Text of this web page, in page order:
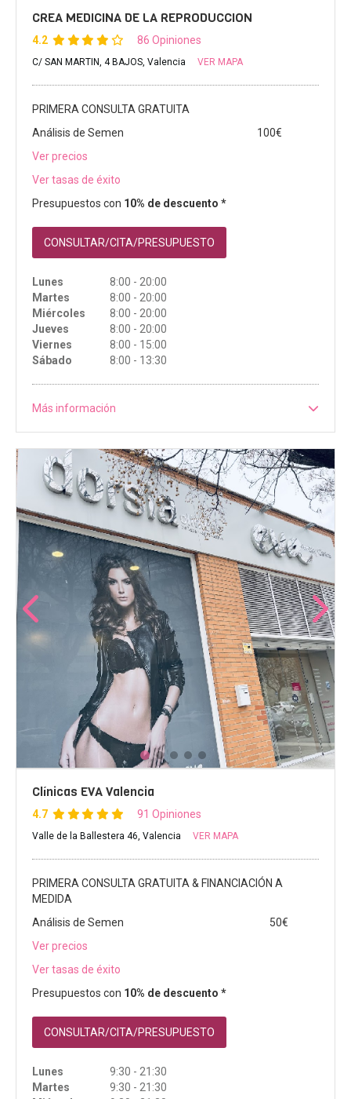
CREA MEDICINA DE LA REPRODUCCION
4.2 86 Opiniones
C/ SAN MARTIN, 4 BAJOS, Valencia VER MAPA
PRIMERA CONSULTA GRATUITA
Análisis de Semen
100€
Ver precios
Ver tasas de éxito
Presupuestos con 10% de descuento *
CONSULTAR/CITA/PRESUPUESTO
Lunes
8:00 - 20:00
Martes
8:00 - 20:00
Miércoles
8:00 - 20:00
Jueves
8:00 - 20:00
Viernes
8:00 - 15:00
Sábado
8:00 - 13:30
Más información
Clínicas EVA Valencia
4.7 91 Opiniones
Valle de la Ballestera 46, Valencia VER MAPA
PRIMERA CONSULTA GRATUITA & FINANCIACIÓN A
MEDIDA
Análisis de Semen
50€
Ver precios
Ver tasas de éxito
Presupuestos con 10% de descuento *
CONSULTAR/CITA/PRESUPUESTO
Lunes
9:30 - 21:30
Martes
9:30 - 21:30